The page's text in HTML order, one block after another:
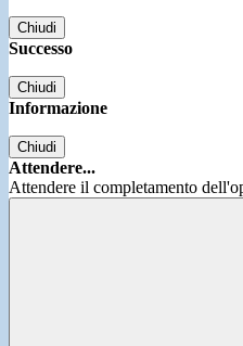
Chiudi
Successo
Chiudi
Informazione
Chiudi
Attendere...
Attendere il completamento